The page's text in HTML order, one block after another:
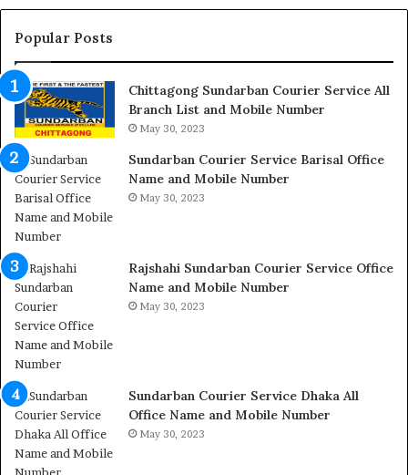
Popular Posts
Chittagong Sundarban Courier Service All
Branch List and Mobile Number
May 30, 2023
Sundarban Courier Service Barisal Office
Name and Mobile Number
May 30, 2023
Rajshahi Sundarban Courier Service Office
Name and Mobile Number
May 30, 2023
Sundarban Courier Service Dhaka All
Office Name and Mobile Number
May 30, 2023